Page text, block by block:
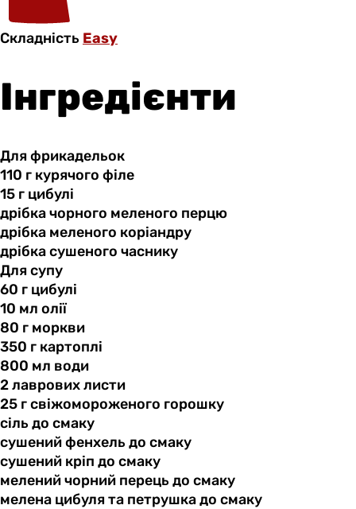
Складність Easy
Інгредієнти
Для фрикадельок
110 г курячого філе
15 г цибулі
дрібка чорного меленого перцю
дрібка меленого коріандру
дрібка сушеного часнику
Для супу
60 г цибулі
10 мл олії
80 г моркви
350 г картоплі
800 мл води
2 лавровихлисти
25 гсвіжомороженого горошку
сіль до смаку
сушений фенхель до смаку
сушений кріп до смаку
мелений чорний перець до смаку
мелена цибулята петрушка до смаку